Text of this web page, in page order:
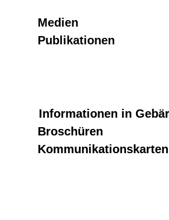
Medien
Publikationen
Informationen in
Broschüren
Kommunikationskarten